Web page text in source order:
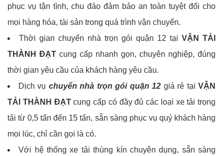
phục vụ tận tình, chu đáo đảm bảo an toàn tuyệt đối cho
mọi hàng hóa, tài sản trong quá trình vận chuyển.
Thời gian chuyển nhà trọn gói quận 12 tại VẬN TẢI
THÀNH ĐẠT cung cấp nhanh gọn, chuyên nghiệp, đúng
thời gian yêu cầu của khách hàng yêu cầu.
Dịch vụ chuyển nhà trọn gói quận 12 giá rẻ tại VẬN
TẢI THÀNH ĐẠTcung cấp có đầy đủ các loại xe tải trọng
tải từ 0,5 tấn đến 15 tấn, sẵn sàng phục vụ quý khách hàng
mọi lúc, chỉ cần gọi là có.
Với hệ thống xe tải thùng kín chuyên dụng, sẵn sàng